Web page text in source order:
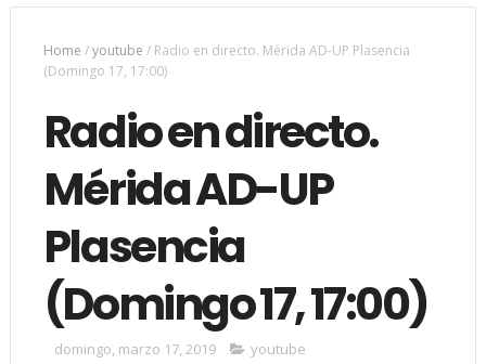
Home /youtube / Radio en directo. Mérida AD-UP Plasencia
(Domingo 17, 17:00)
Radio en directo.
Mérida AD-UP
Plasencia
(Domingo 17, 17:00)
domingo, marzo 17, 2019 youtube